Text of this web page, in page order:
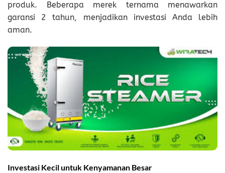
produk. Beberapa merek ternama menawarkan
garansi 2 tahun, menjadikan investasi Anda lebih
aman.
Investasi Kecil untuk Kenyamanan Besar